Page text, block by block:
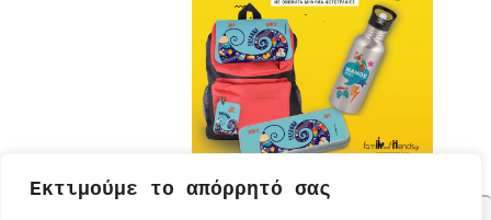
Εκτιμούμε το απόρρητό σας